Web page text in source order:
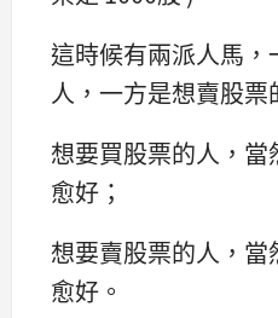
這時候有兩派人馬
人，一方是想賣股票
想要買股票的人，
愈好；
想要賣股票的人，
愈好。